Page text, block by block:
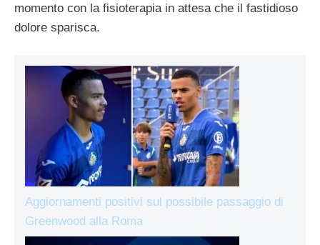
momento con la fisioterapia in attesa che il fastidioso
dolore sparisca.
Aggiornamenti positivi sul possibile passaggio di
Greenwood alla Roma